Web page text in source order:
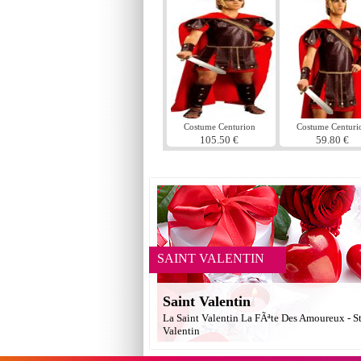
Costume Centurion
romain
105.50 €
Costume
romain
59.80 €
SAINT VALENTIN
Saint Valentin
La Saint Valentin La FÃªte Des Amoureux - St
Valentin